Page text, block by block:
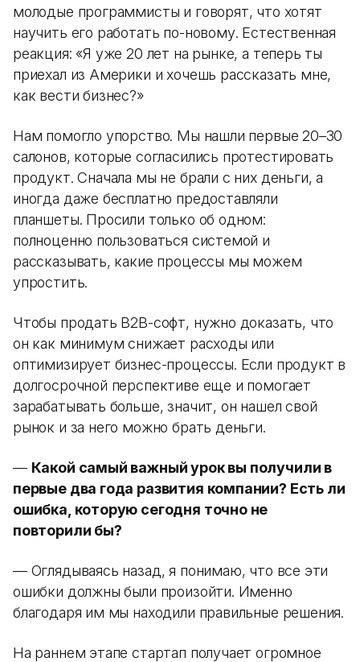
молодые программисты и говорят, что хотят
научить его работать по-новому. Естественная
реакция: «Я уже 20 лет на рынке, а теперь ты
приехал из Америки и хочешь рассказать мне,
как вести бизнес?»
Нам помогло упорство. Мы нашли первые 20–30
салонов, которые согласились протестировать
продукт. Сначала мы не брали с них деньги, а
иногда даже бесплатно предоставляли
планшеты. Просили только об одном:
полноценно пользоваться системой и
рассказывать, какие процессы мы можем
упростить.
Чтобы продать B2B-софт, нужно доказать, что
он как минимум снижает расходы или
оптимизирует бизнес-процессы. Если продукт в
долгосрочной перспективе еще и помогает
зарабатывать больше, значит, он нашел свой
рынок и за него можно брать деньги.
— Какой самый важный урок вы получили в
первые два года развития компании? Есть ли
ошибка, которую сегодня точно не
повторили бы?
— Оглядываясь назад, я понимаю, что все эти
ошибки должны были произойти. Именно
благодаря им мы находили правильные решения.
На раннем этапе стартап получает огромное